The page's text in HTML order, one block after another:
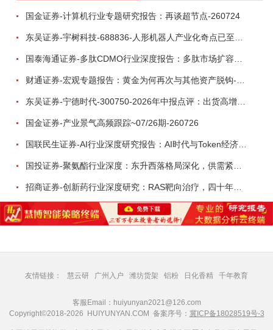
国金证券-计算机行业专题研究报告：再谈超节点-260724
东吴证券-宁德时代-300750-2026年中报点评：出货高增业绩稳健，回购彰显龙头信心-260726
国金证券-产业景气高频跟踪~07/26期-260726
国联民生证券-AI行业深度研究报告：AI时代与Token经济，从技术符号到数字石油-260801
招商证券-创新药行业深度研究：RAS靶向治疗，四十年不可成药的终结，与终结之后的治疗格局演化-260805
友情链接： 慧云研 广州入户 潍坊货架 铝粉 日化香精 千年教育
客服Email：huiyunyan2021@126.com
Copyright©2018-2026 HUIYUNYAN.COM 备案序号： 冀ICP备18028519号-3